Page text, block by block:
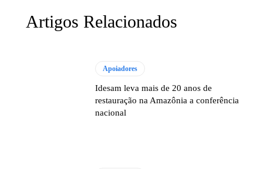
Artigos Relacionados
Apoiadores
Idesam leva mais de 20 anos de
restauração na Amazônia a conferência
nacional